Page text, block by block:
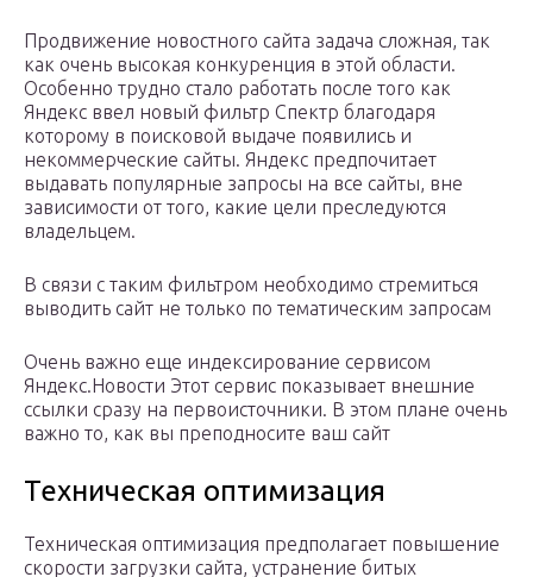
Продвижение новостного сайта задача сложная, так
как очень высокая конкуренция в этой области.
Особенно трудно стало работать после того как
Яндекс ввел новый фильтр Спектр благодаря
которому в поисковой выдаче появились и
некоммерческие сайты. Яндекс предпочитает
выдавать популярные запросы на все сайты, вне
зависимости от того, какие цели преследуются
владельцем.
В связи с таким фильтром необходимо стремиться
выводить сайт не только по тематическим запросам
Очень важно еще индексирование сервисом
Яндекс.Новости Этот сервис показывает внешние
ссылки сразу на первоисточники. В этом плане очень
важно то, как вы преподносите ваш сайт
Техническая оптимизация
Техническая оптимизация предполагает повышение
скорости загрузки сайта, устранение битых